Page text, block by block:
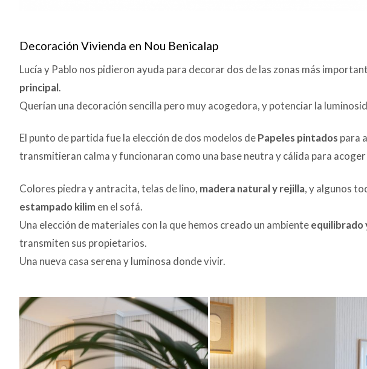
Decoración Vivienda en Nou Benicalap
Lucía y Pablo nos pidieron ayuda para decorar dos de las zonas más
principal.
Querían una decoración sencilla pero muy acogedora, y potenciar la
El punto de partida fue la elección de dos modelos dePapeles pintados para
transmitieran calma y funcionaran como una base neutra y cálida para
Colores piedra y antracita, telas de lino, madera natural y rejilla, y algunos
estampado kilimen el sofá.
Una elección de materiales con la que hemos creado un ambienteequilibrado
transmiten sus propietarios.
Una nueva casa serena y luminosa donde vivir.